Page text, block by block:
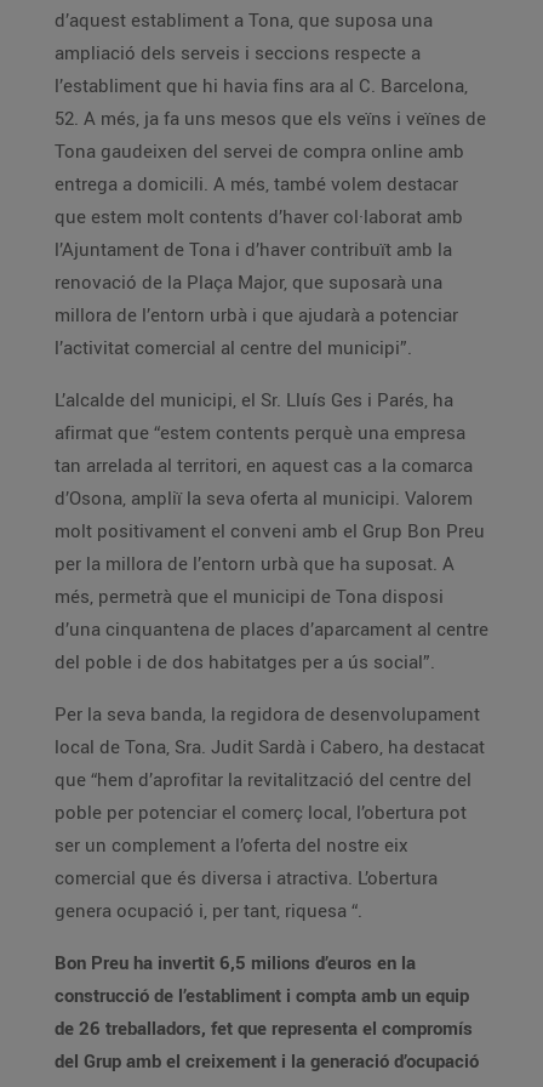
d’aquest establiment a Tona, que suposa una
ampliació dels serveis i seccions respecte a
l’establiment que hi havia fins ara al C. Barcelona,
52. A més, ja fa uns mesos que els veïns i veïnes de
Tona gaudeixen del servei de compra online amb
entrega a domicili. A més, també volem destacar
que estem molt contents d’haver col·laborat amb
l’Ajuntament de Tona i d’haver contribuït amb la
renovació de la Plaça Major, que suposarà una
millora de l’entorn urbà i que ajudarà a potenciar
l’activitat comercial al centre del municipi”.
L’alcalde del municipi, el Sr. Lluís Ges i Parés, ha
afirmat que “estem contents perquè una empresa
tan arrelada al territori, en aquest cas a la comarca
d’Osona, ampliï la seva oferta al municipi. Valorem
molt positivament el conveni amb el Grup Bon Preu
per la millora de l’entorn urbà que ha suposat. A
més, permetrà que el municipi de Tona disposi
d’una cinquantena de places d’aparcament al centre
del poble i de dos habitatges per a ús social”.
Per la seva banda, la regidora de desenvolupament
local de Tona, Sra. Judit Sardà i Cabero, ha destacat
que “hem d’aprofitar la revitalització del centre del
poble per potenciar el comerç local, l’obertura pot
ser un complement a l’oferta del nostre eix
comercial que és diversa i atractiva. L’obertura
genera ocupació i, per tant, riquesa “.
Bon Preu ha invertit 6,5 milions d’euros en la
construcció de l’establiment i compta amb un equip
de 26 treballadors, fet que representa el compromís
del Grup amb el creixement i la generació d’ocupació